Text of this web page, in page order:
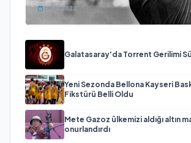
13.08.2022
Galatasaray'da Torrent Gerilimi
Yeni Sezonda Bellona Kayseri
Fikstürü Belli Oldu
Mete Gazoz ülkemizi aldığı altın
onurlandırdı